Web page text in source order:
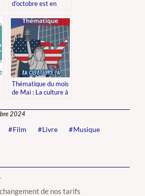
d’octobre est en
Thématique du mois
de Mai : La culture à
2024
Film Livre Musique
de nos tarifs